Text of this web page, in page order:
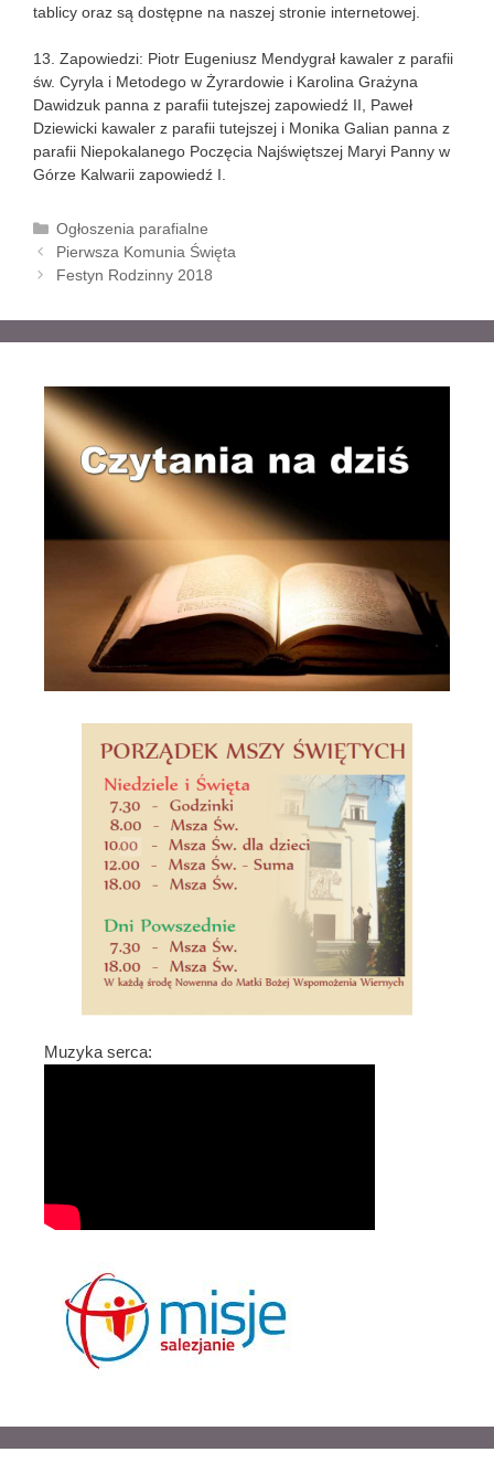
tablicy oraz są dostępne na naszej stronie internetowej.
13. Zapowiedzi: Piotr Eugeniusz Mendygrał kawaler z parafii
św. Cyryla i Metodego w Żyrardowie i Karolina Grażyna
Dawidzuk panna z parafii tutejszej zapowiedź II, Paweł
Dziewicki kawaler z parafii tutejszej i Monika Galian panna z
parafii Niepokalanego Poczęcia Najświętszej Maryi Panny w
Górze Kalwarii zapowiedź I.
K
a
t
g
o
i
e
Ogłoszenia parafialne
Z
o
a
c
Pierwsza Komunia Święta
Festyn Rodzinny 2018
Muzyka serca: